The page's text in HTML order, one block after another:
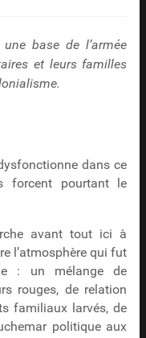
base de l’armée
et leurs familles
dans ce
forcent pourtant le
avant tout ici à
l’atmosphère qui fut
: un mélange de
rouges, de relation
familiaux larvés, de
politique aux